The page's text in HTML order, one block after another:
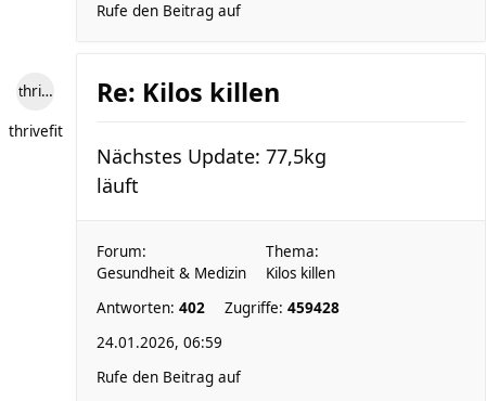
Rufe den Beitrag auf
thrivefit
thrivefit
Re: Kilos killen
Nächstes Update: 77,5kg
läuft
Forum:
Gesundheit & Medizin
Thema:
Kilos killen
Antworten: 402 Zugriffe: 459428
24.01.2026, 06:59
Rufe den Beitrag auf